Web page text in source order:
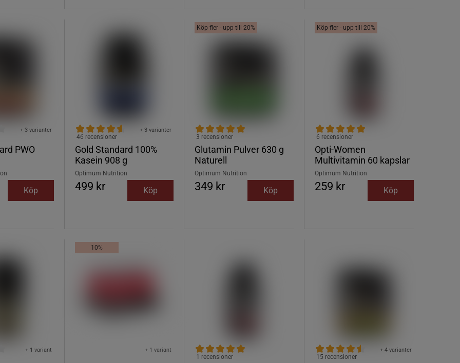
PWO
+ 3 varianter
Köp
Gold Standard 100%
Kasein 908 g
+ 3 varianter
46 recensioner
Optimum Nutrition
499 kr Köp
Köp fler - upp till 20%
Glutamin Pulver 630 g
Naturell
3 recensioner
Optimum Nutrition
349 kr Köp
Köp fler - upp till 20%
Opti-Women
Multivitamin 60 kapslar
6 recensioner
Optimum Nutrition
259 kr Köp
+ 1 variant
10%
+ 1 variant
1 recensioner
+ 4 varianter
15 recensioner